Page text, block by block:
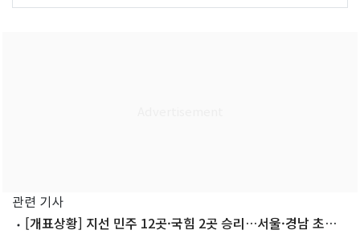
관련 기사
[개표상황] 지선 민주 12곳·국힘 2곳 승리…서울·경남 초박